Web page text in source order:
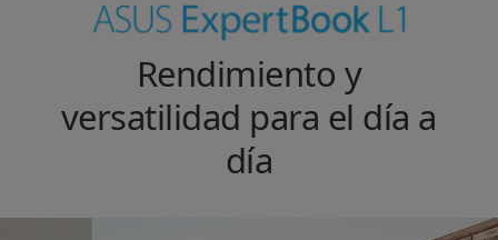
Rendimiento y
versatilidad para el día a
día